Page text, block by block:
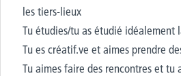
les tiers-lieux
Tu étudies/tu as étudié idéalement
Tu es créatif.ve et aimes prendre
Tu aimes faire des rencontres et tu